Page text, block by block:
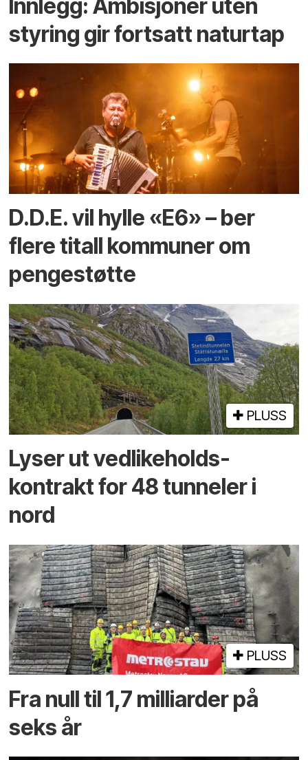
Innlegg: Ambisjoner uten
styring gir fortsatt naturtap
D.D.E. vil hylle «E6» – ber
flere titall kommuner om
pengestøtte
PLUSS
Lyser ut vedlikeholds­
kontrakt for 48 tunneler i
nord
PLUSS
Fra null til 1,7 milliarder på
seks år